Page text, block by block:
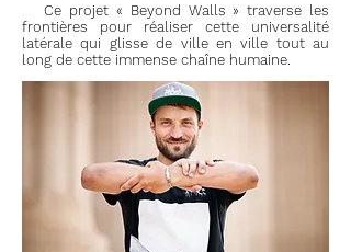
Ce projet « Beyond Walls » traverse les
frontières pour réaliser cette universalité
latérale qui glisse de ville en ville tout au
long de cette immense chaîne humaine.